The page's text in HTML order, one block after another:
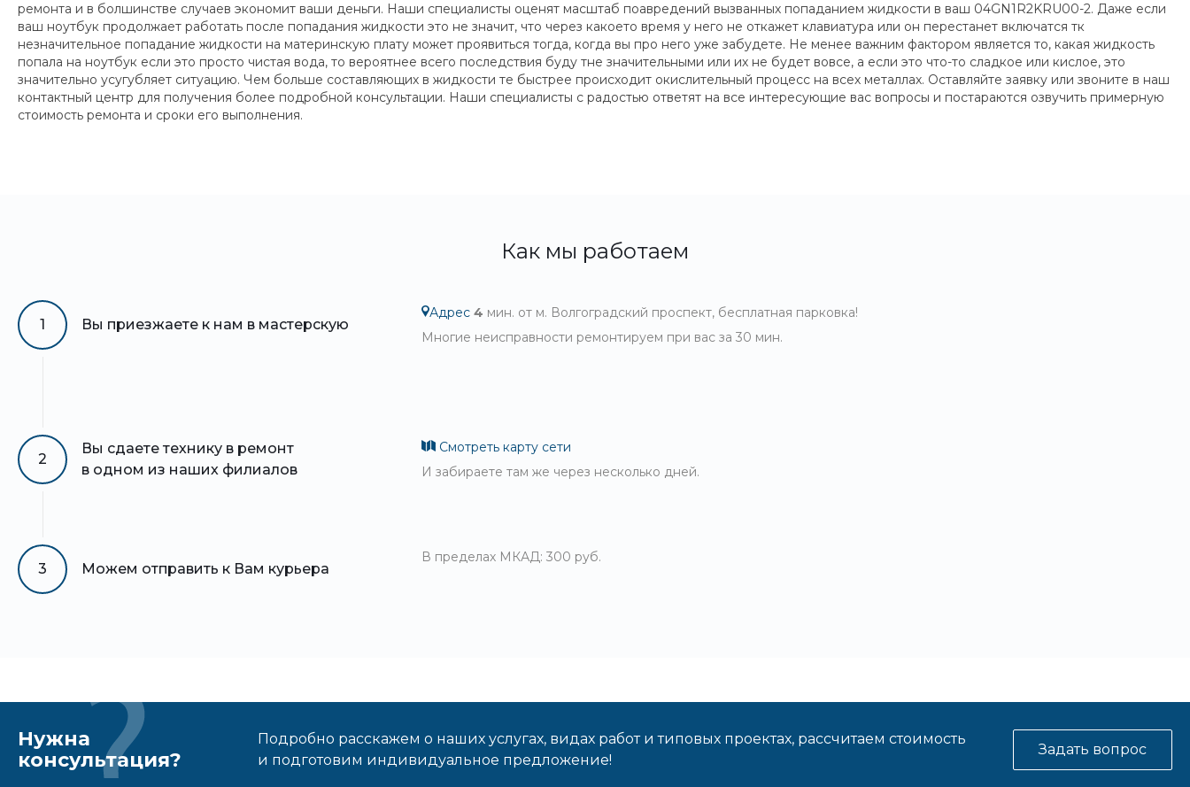
ремонта и в болшинстве случаев экономит ваши деньги. Наши специалисты оценят масштаб поавредений вызванных попаданием жидкости в ваш 04GN1R2KRU00-2. Даже если
ваш ноутбук продолжает работать после попадания жидкости это не значит, что через какоето время у него не откажет клавиатура или он перестанет включатся тк
незначительное попадание жидкости на материнскую плату может проявиться тогда, когда вы про него уже забудете. Не менее важним фактором является то, какая жидкость
попала на ноутбук если это просто чистая вода, то вероятнее всего последствия буду тне значительными или их не будет вовсе, а если это что-то сладкое или кислое, это
значительно усугубляет ситуацию. Чем больше составляющих в жидкости те быстрее происходит окислительный процесс на всех металлах. Оставляйте заявку или звоните в наш
контактный центр для получения более подробной консультации. Наши специалисты с радостью ответят на все интересующие вас вопросы и постараются озвучить примерную
стоимость ремонта и сроки его выполнения.
Как мы работаем
1 Вы приезжаете к нам в мастерскую
Адрес 4 мин. от м. Волгоградский проспект, бесплатная парковка!
Многие неисправности ремонтируем при вас за 30 мин.
2
Вы сдаете технику в ремонт
в одном из наших филиалов
Смотреть карту сети
И забираете там же через несколько дней.
3 Можем отправить к Вам курьера
В пределах МКАД: 300 руб.
Нужна
консультация?
Подробно расскажем о наших услугах, видах работ и типовых проектах, рассчитаем стоимость
и подготовим индивидуальное предложение!
Задать вопрос